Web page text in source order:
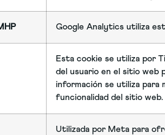
Google Analytics utiliza
Esta cookie se utiliza por
del usuario en el sitio web
información se utiliza para
funcionalidad del sitio web.
Utilizada por Meta para